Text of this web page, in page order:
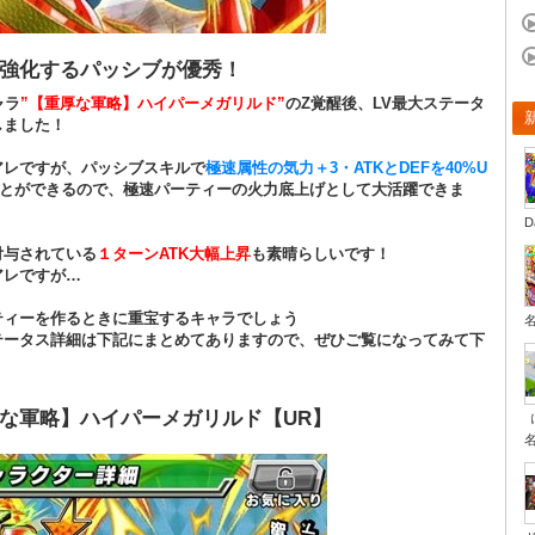
化するパッシブが優秀！
ラ”【重厚な軍略】ハイパーメガリルド”のZ覚醒後、LV最大ステータ
した！
ですが、パッシブスキルで極速属性の気力＋3・ATKとDEFを40%U
ができるので、極速パーティーの火力底上げとして大活躍できま
されている １ターンATK大幅上昇も素晴らしいです！
レですが…
ーを作るときに重宝するキャラでしょう
タス詳細は下記にまとめてありますので、ぜひご覧になってみて下
軍略】ハイパーメガリルド【UR】